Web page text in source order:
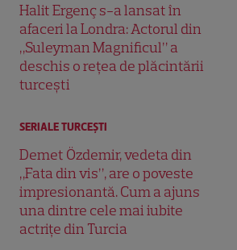
Halit Ergenç s-a lansat în
afaceri la Londra: Actorul din
„Suleyman Magnificul” a
deschis o rețea de plăcintării
turcești
SERIALE TURCEŞTI
Demet Özdemir, vedeta din
„Fata din vis”, are o poveste
impresionantă. Cum a ajuns
una dintre cele mai iubite
actrițe din Turcia